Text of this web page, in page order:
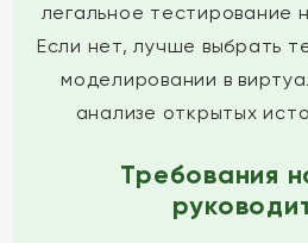
легальное тестирование
Если нет, лучше выбрать
моделировании в
анализе открытых
Требования